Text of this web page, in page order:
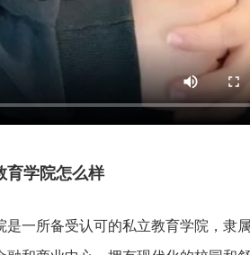
育学院怎么样
是一所备受认可的私立教育学院，隶